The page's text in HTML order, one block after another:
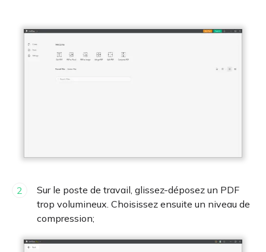
2
Sur le poste de travail, glissez-déposez un PDF
trop volumineux. Choisissez ensuite un niveau de
compression;